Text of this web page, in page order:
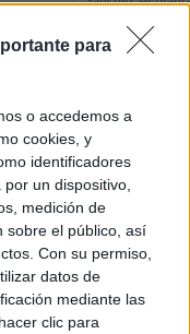
para
o accedemos a
cookies, y
identificadores
un dispositivo,
medición de
sobre el público, así
Con su permiso,
datos de
mediante las
clic para
Sánchez